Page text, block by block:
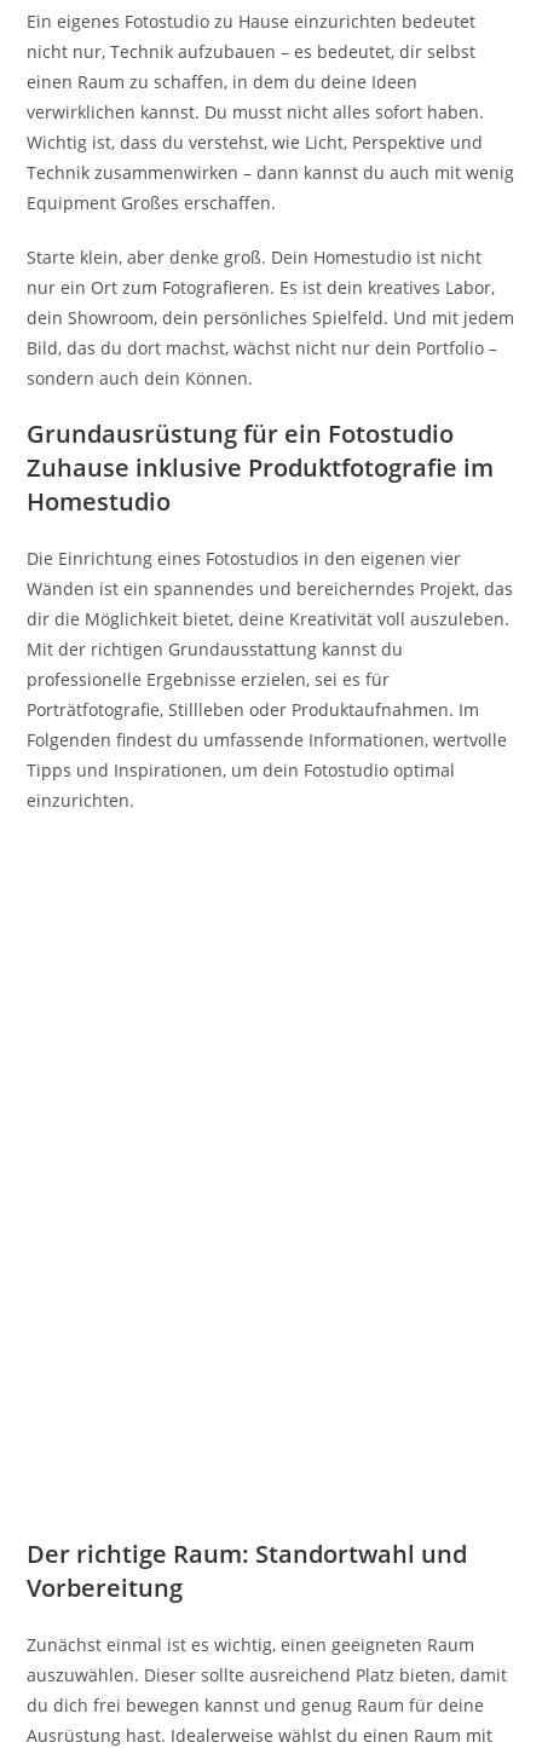
Ein eigenes Fotostudio zu Hause einzurichten bedeutet
nicht nur, Technik aufzubauen – es bedeutet, dir selbst
einen Raum zu schaffen, in dem du deine Ideen
verwirklichen kannst. Du musst nicht alles sofort haben.
Wichtig ist, dass du verstehst, wie Licht, Perspektive und
Technik zusammenwirken – dann kannst du auch mit wenig
Equipment Großes erschaffen.
Starte klein, aber denke groß. Dein Homestudio ist nicht
nur ein Ort zum Fotografieren. Es ist dein kreatives Labor,
dein Showroom, dein persönliches Spielfeld. Und mit jedem
Bild, das du dort machst, wächst nicht nur dein Portfolio –
sondern auch dein Können.
Grundausrüstung für ein Fotostudio
Zuhause inklusive Produktfotografie im
Homestudio
Die Einrichtung eines Fotostudios in den eigenen vier
Wänden ist ein spannendes und bereicherndes Projekt, das
dir die Möglichkeit bietet, deine Kreativität voll auszuleben.
Mit der richtigen Grundausstattung kannst du
professionelle Ergebnisse erzielen, sei es für
Porträtfotografie, Stillleben oder Produktaufnahmen. Im
Folgenden findest du umfassende Informationen, wertvolle
Tipps und Inspirationen, um dein Fotostudio optimal
einzurichten.
Der richtige Raum: Standortwahl und
Vorbereitung
Zunächst einmal ist es wichtig, einen geeigneten Raum
auszuwählen. Dieser sollte ausreichend Platz bieten, damit
du dich frei bewegen kannst und genug Raum für deine
Ausrüstung hast. Idealerweise wählst du einen Raum mit